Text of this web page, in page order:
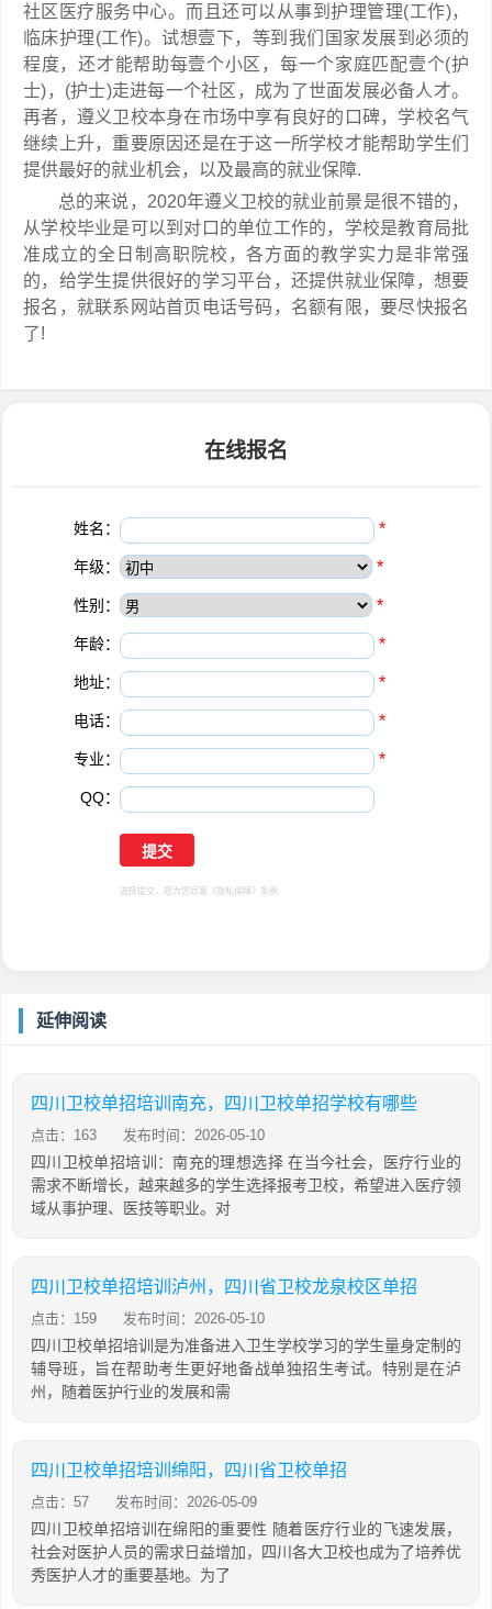
社区医疗服务中心。而且还可以从事到护理管理(工作)，
临床护理(工作)。试想壹下，等到我们国家发展到必须的
程度，还才能帮助每壹个小区，每一个家庭匹配壹个(护
士)，(护士)走进每一个社区，成为了世面发展必备人才。
再者，遵义卫校本身在市场中享有良好的口碑，学校名气
继续上升，重要原因还是在于这一所学校才能帮助学生们
提供最好的就业机会，以及最高的就业保障.
总的来说，2020年遵义卫校的就业前景是很不错的，
从学校毕业是可以到对口的单位工作的，学校是教育局批
准成立的全日制高职院校，各方面的教学实力是非常强
的，给学生提供很好的学习平台，还提供就业保障，想要
报名，就联系网站首页电话号码，名额有限，要尽快报名
了!
在线报名
姓名： *
年级： *
性别： *
年龄： *
地址： *
电话： *
专业： *
QQ：
选择提交，视为您同意 《隐私保障》 条例
延伸阅读
四川卫校单招培训南充，四川卫校单招学校有哪些
点击：163 发布时间：2026-05-10
四川卫校单招培训：南充的理想选择 在当今社会，医疗行业的
需求不断增长，越来越多的学生选择报考卫校，希望进入医疗领
域从事护理、医技等职业。对
四川卫校单招培训泸州，四川省卫校龙泉校区单招
点击：159 发布时间：2026-05-10
四川卫校单招培训是为准备进入卫生学校学习的学生量身定制的
辅导班，旨在帮助考生更好地备战单独招生考试。特别是在泸
州，随着医护行业的发展和需
四川卫校单招培训绵阳，四川省卫校单招
点击：57 发布时间：2026-05-09
四川卫校单招培训在绵阳的重要性 随着医疗行业的飞速发展，
社会对医护人员的需求日益增加，四川各大卫校也成为了培养优
秀医护人才的重要基地。为了